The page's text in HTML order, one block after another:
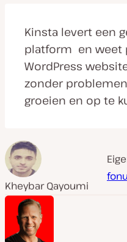
Kinsta levert een
platform en weet
WordPress
zonder
groeien en op te
Kheybar Qayoumi